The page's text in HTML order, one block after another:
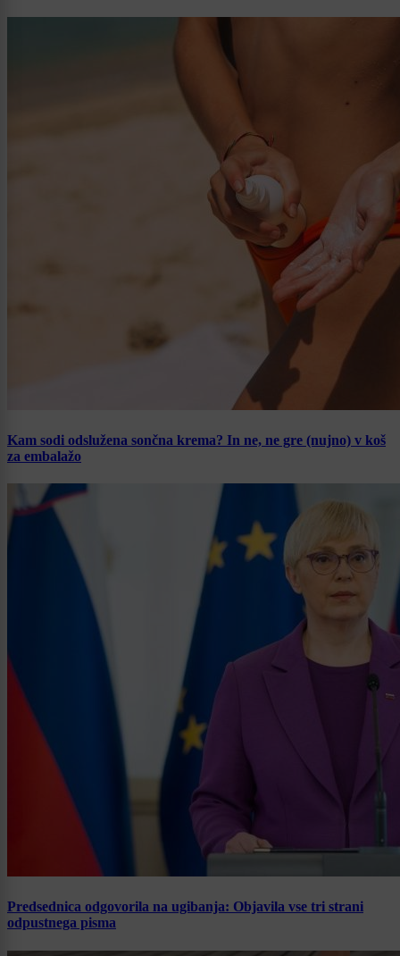
Kam sodi odslužena sončna krema? In ne, ne gre (nujno) v koš
za embalažo
Predsednica odgovorila na ugibanja: Objavila vse tri strani
odpustnega pisma